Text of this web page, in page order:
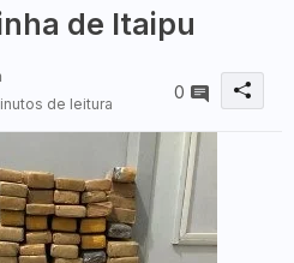
de Itaipu
de leitura
0